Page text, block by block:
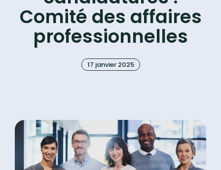
Comité des affaires
professionnelles
17 janvier 2025